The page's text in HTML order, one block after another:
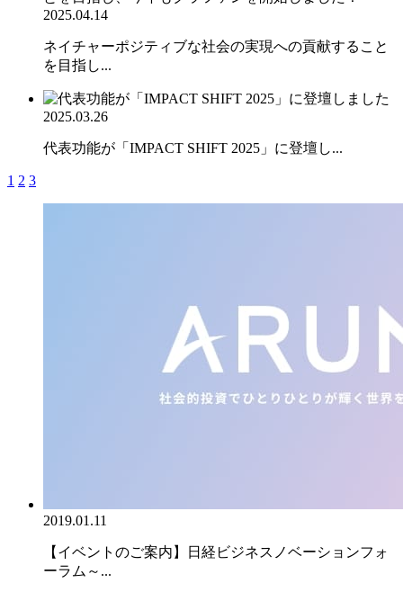
2025.04.14
ネイチャーポジティブな社会の実現への貢献すること
を目指し...
2025.03.26
代表功能が「IMPACT SHIFT 2025」に登壇し...
1 2 3
2019.01.11
【イベントのご案内】日経ビジネスノベーションフォ
ーラム～...